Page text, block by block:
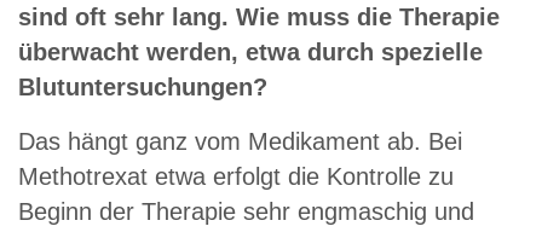
sind oft sehr lang. Wie muss die Therapie
überwacht werden, etwa durch spezielle
Blutuntersuchungen?
Das hängt ganz vom Medikament ab. Bei
Methotrexat etwa erfolgt die Kontrolle zu
Beginn der Therapie sehr engmaschig und